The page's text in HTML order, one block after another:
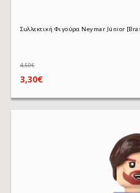
3,30€
4,50€